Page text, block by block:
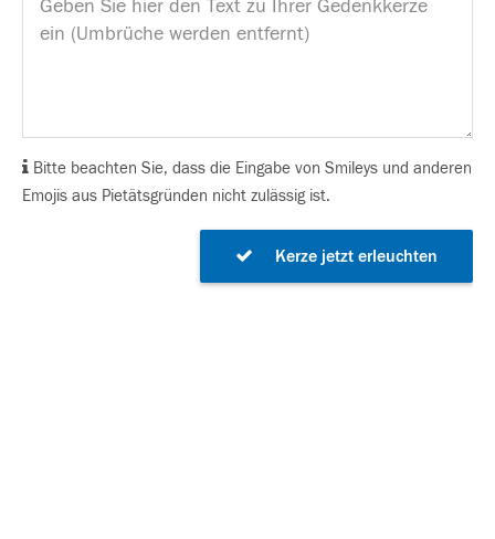
Bitte beachten Sie, dass die Eingabe von Smileys und anderen
Emojis aus Pietätsgründen nicht zulässig ist.
Kerze jetzt erleuchten